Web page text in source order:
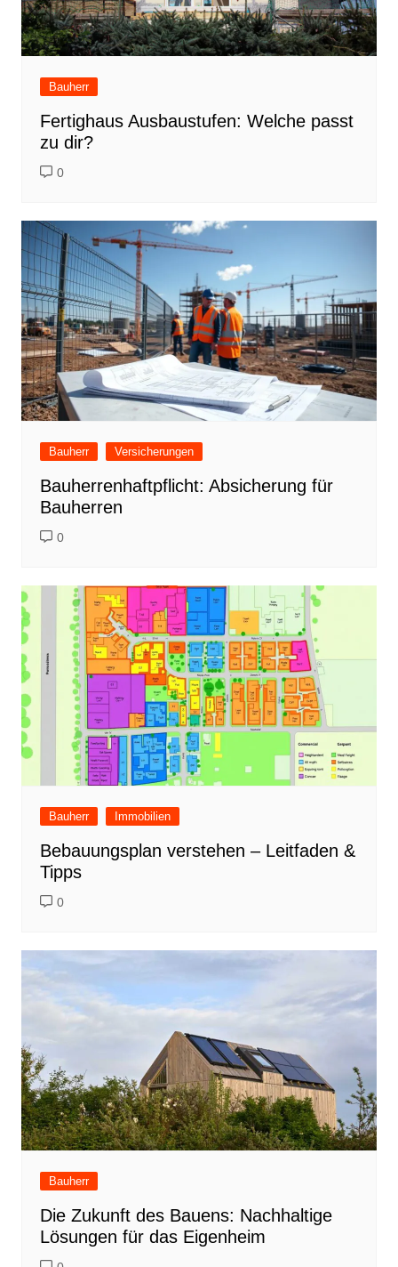
Bauherr
Fertighaus Ausbaustufen: Welche passt
zu dir?
0
Bauherr Versicherungen
Bauherrenhaftpflicht: Absicherung für
Bauherren
0
Bauherr Immobilien
Bebauungsplan verstehen – Leitfaden &
Tipps
0
Bauherr
Die Zukunft des Bauens: Nachhaltige
Lösungen für das Eigenheim